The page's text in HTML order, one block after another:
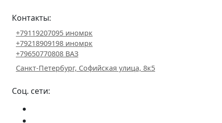
Контакты:
+79119207095 иномрк
+79218909198 иномрк
+79650770808 ВАЗ
Санкт-Петербург, Софийская улица, 8к5
Соц. сети: